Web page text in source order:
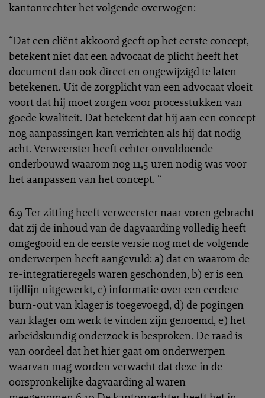
kantonrechter het volgende overwogen:
“Dat een cliënt akkoord geeft op het eerste concept,
betekent niet dat een advocaat de plicht heeft het
document dan ook direct en ongewijzigd te laten
betekenen. Uit de zorgplicht van een advocaat vloeit
voort dat hij moet zorgen voor processtukken van
goede kwaliteit. Dat betekent dat hij aan een concept
nog aanpassingen kan verrichten als hij dat nodig
acht. Verweerster heeft echter onvoldoende
onderbouwd waarom nog 11,5 uren nodig was voor
het aanpassen van het concept. “
6.9 Ter zitting heeft verweerster naar voren gebracht
dat zij de inhoud van de dagvaarding volledig heeft
omgegooid en de eerste versie nog met de volgende
onderwerpen heeft aangevuld: a) dat en waarom de
re-integratieregels waren geschonden, b) er is een
tijdlijn uitgewerkt, c) informatie over een eerdere
burn-out van klager is toegevoegd, d) de pogingen
van klager om werk te vinden zijn genoemd, e) het
arbeidskundig onderzoek is besproken. De raad is
van oordeel dat het hier gaat om onderwerpen
waarvan mag worden verwacht dat deze in de
oorspronkelijke dagvaarding al waren